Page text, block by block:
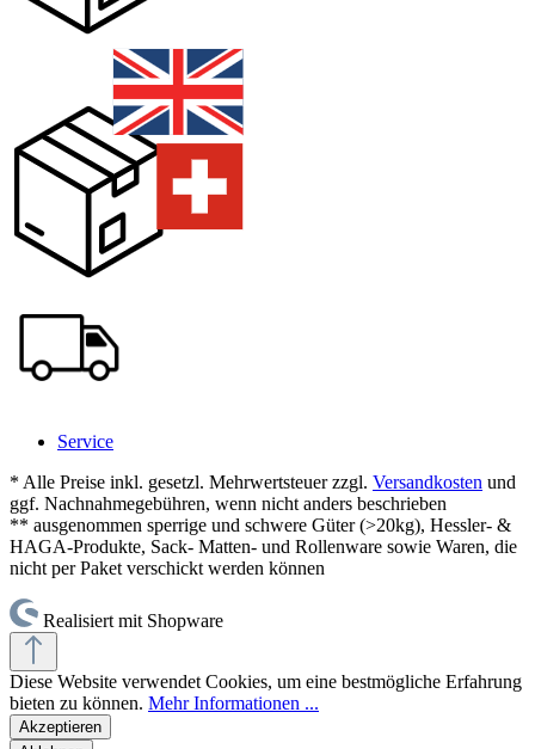
Service
* Alle Preise inkl. gesetzl. Mehrwertsteuer zzgl. Versandkosten und
ggf. Nachnahmegebühren, wenn nicht anders beschrieben
** ausgenommen sperrige und schwere Güter (>20kg), Hessler- &
HAGA-Produkte, Sack- Matten- und Rollenware sowie Waren, die
nicht per Paket verschickt werden können
Realisiert mit Shopware
Diese Website verwendet Cookies, um eine bestmögliche Erfahrung
bieten zu können. Mehr Informationen ...
Akzeptieren